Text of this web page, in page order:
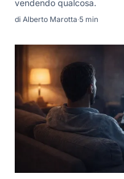
vendendo qualcosa.
di Alberto Marotta·5 min